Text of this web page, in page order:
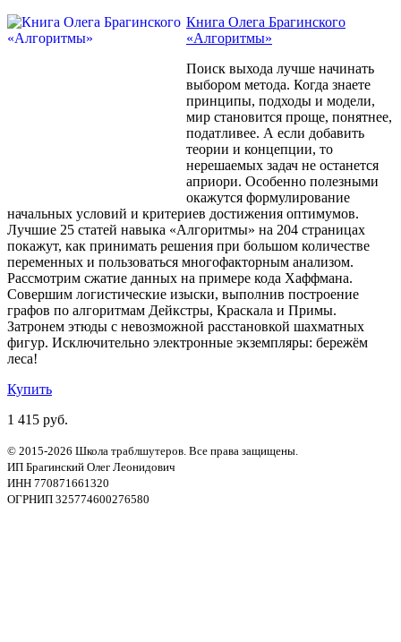
Книга Олега Брагинского
«Алгоритмы»
Поиск выхода лучше начинать
выбором метода. Когда знаете
принципы, подходы и модели,
мир становится проще, понятнее,
податливее. А если добавить
теории и концепции, то
нерешаемых задач не останется
априори. Особенно полезными
окажутся формулирование
начальных условий и критериев достижения оптимумов.
Лучшие 25 статей навыка «Алгоритмы» на 204 страницах
покажут, как принимать решения при большом количестве
переменных и пользоваться многофакторным анализом.
Рассмотрим сжатие данных на примере кода Хаффмана.
Совершим логистические изыски, выполнив построение
графов по алгоритмам Дейкстры, Краскала и Примы.
Затронем этюды с невозможной расстановкой шахматных
фигур. Исключительно электронные экземпляры: бережём
леса!
Купить
1 415 руб.
© 2015-2026 Школа траблшутеров. Все права защищены.
ИП Брагинский Олег Леонидович
ИНН 770871661320
ОГРНИП 325774600276580